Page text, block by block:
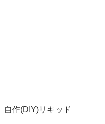
自作(DIY)リキッド